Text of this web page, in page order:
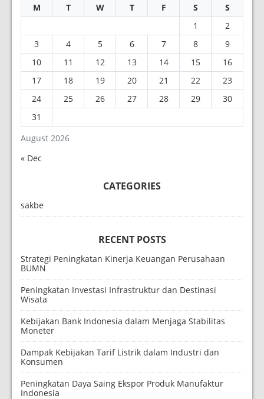
August 2026
M T W T F S
S
1
2
3
4 5 6 7 8
9
10
11 12 13 14 15
16
17
18 19 20 21 22
23
24
25 26 27 28 29
30
31
« Dec
CATEGORIES
sakbe
RECENT POSTS
Strategi Peningkatan Kinerja Keuangan Perusahaan
BUMN
Peningkatan Investasi Infrastruktur dan Destinasi
Wisata
Kebijakan Bank Indonesia dalam Menjaga Stabilitas
Moneter
Dampak Kebijakan Tarif Listrik dalam Industri dan
Konsumen
Peningkatan Daya Saing Ekspor Produk Manufaktur
Indonesia